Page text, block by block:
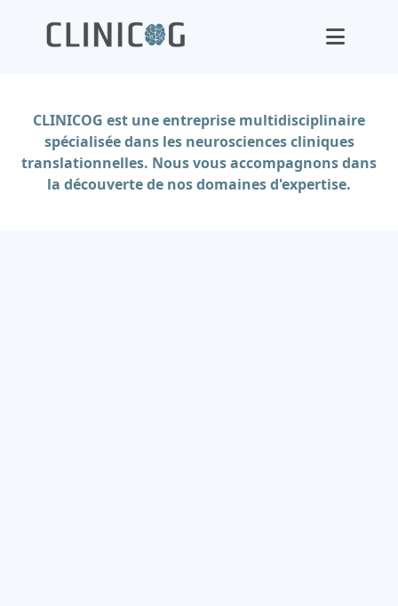
CLINICOG est une entreprise multidisciplinaire
spécialisée dans les neurosciences cliniques
translationnelles. Nous vous accompagnons dans
la découverte de nos domaines d'expertise.